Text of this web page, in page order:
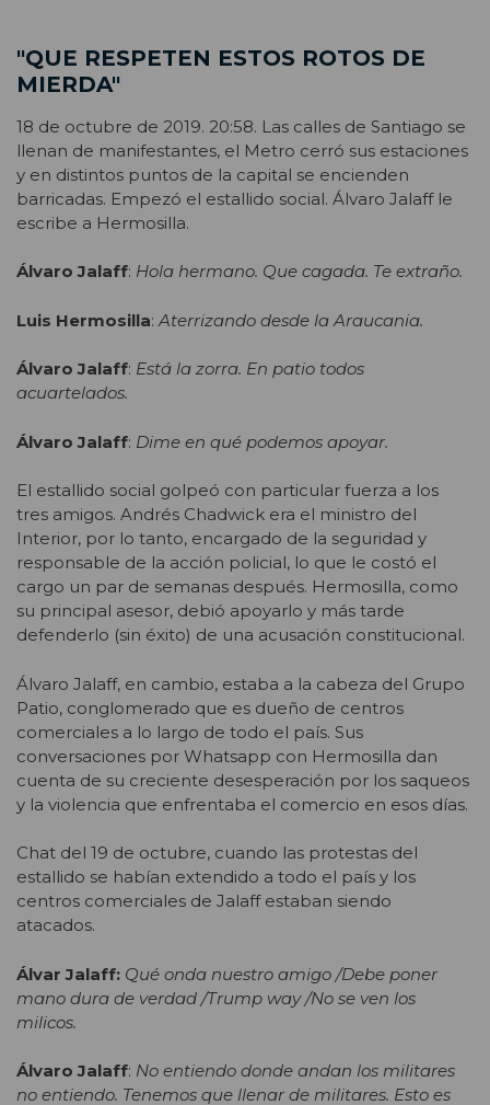
"QUE RESPETEN ESTOS ROTOS DE
MIERDA"
18 de octubre de 2019. 20:58. Las calles de Santiago se
llenan de manifestantes, el Metro cerró sus estaciones
y en distintos puntos de la capital se encienden
barricadas. Empezó el estallido social. Álvaro Jalaff le
escribe a Hermosilla.
Álvaro Jalaff: Hola hermano. Que cagada. Te extraño.
Luis Hermosilla: Aterrizando desde la Araucania.
Álvaro Jalaff: Está la zorra. En patio todos
acuartelados.
Álvaro Jalaff: Dime en qué podemos apoyar.
El estallido social golpeó con particular fuerza a los
tres amigos. Andrés Chadwick era el ministro del
Interior, por lo tanto, encargado de la seguridad y
responsable de la acción policial, lo que le costó el
cargo un par de semanas después. Hermosilla, como
su principal asesor, debió apoyarlo y más tarde
defenderlo (sin éxito) de una acusación constitucional.
Álvaro Jalaff, en cambio, estaba a la cabeza del Grupo
Patio, conglomerado que es dueño de centros
comerciales a lo largo de todo el país. Sus
conversaciones por Whatsapp con Hermosilla dan
cuenta de su creciente desesperación por los saqueos
y la violencia que enfrentaba el comercio en esos días.
Chat del 19 de octubre, cuando las protestas del
estallido se habían extendido a todo el país y los
centros comerciales de Jalaff estaban siendo
atacados.
Álvar Jalaff: Qué onda nuestro amigo /Debe poner
mano dura de verdad /Trump way /No se ven los
milicos.
Álvaro Jalaff: No entiendo donde andan los militares
no entiendo. Tenemos que llenar de militares. Esto es